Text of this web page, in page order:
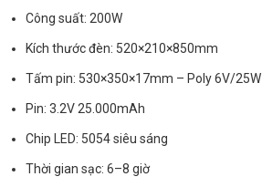
Công suất: 200W
Kích thước đèn: 520×210×850mm
Tấm pin: 530×350×17mm – Poly 6V/25W
Pin: 3.2V 25.000mAh
Chip LED: 5054 siêu sáng
Thời gian sạc: 6–8 giờ